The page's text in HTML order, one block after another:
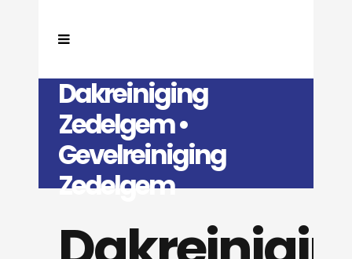
Dakreiniging
Zedelgem •
Gevelreiniging
Zedelgem